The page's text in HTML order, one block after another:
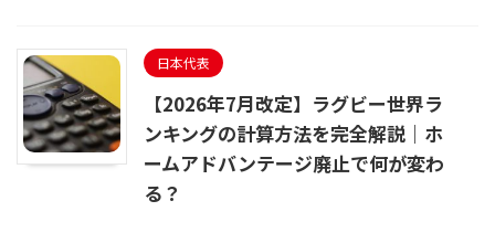
日本代表
【2026年7月改定】ラグビー世界ラ
ンキングの計算方法を完全解説｜ホ
ームアドバンテージ廃止で何が変わ
る？